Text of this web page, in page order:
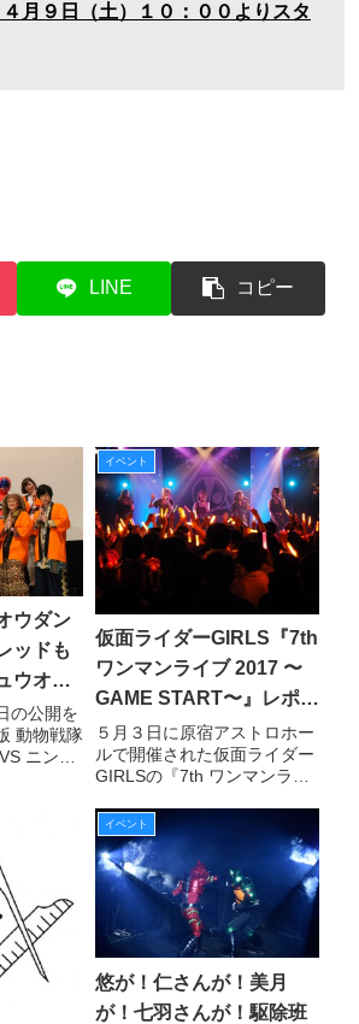
月９日（土）１０：００よりスタ
LINE コピー
ウダン
ッドも
ウオウ
ンジャ
レポー
の公開を
動物戦隊
ニンニ
日の初回
お迎え
行われ
イベント
仮面ライダーGIRLS『7th
ワンマンライブ 2017 〜
GAME START〜』レポー
ト！
５月３日に原宿アストロホー
ルで開催された仮面ライダー
GIRLSの『7th ワンマンライ
をレポート！ ２部構成によ
る盛りだくさんだった一夜の
興奮を再び!!
イベント
悠が！仁さんが！美月
が！七羽さんが！駆除班